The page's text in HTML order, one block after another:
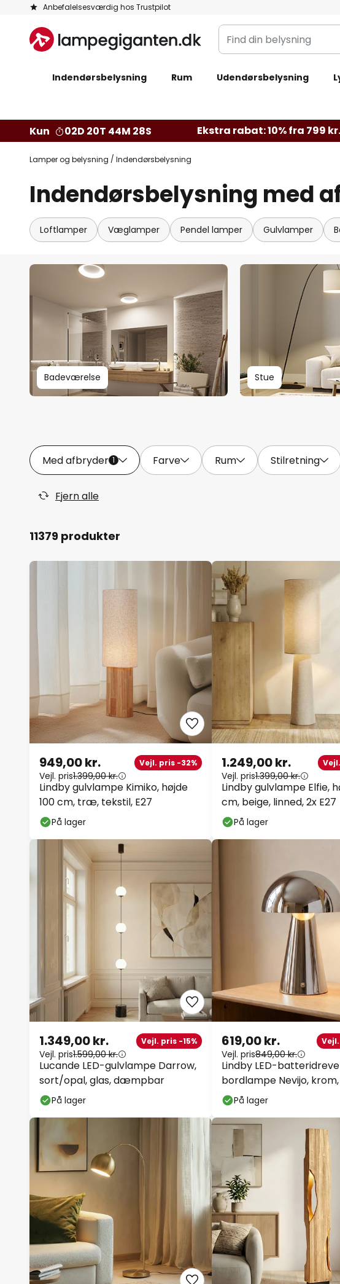
Anbefalelsesværdig hos Trustpilot
Skip
Content
Find
din
Indendørsbelysning Rum Udendørsbelysning
Kun 02D 20T 44M 26S Ekstra rabat: 10% fra 799 kr.
Lamper og belysning Indendørsbelysning
Indendørsbelysning med
Loftlamper Væglamper Pendel lamper Gulvlamper
Badeværelse Stue
Med afbryder 1 Farve Rum Stilretning
Fjern alle
11379 produkter
Lindby gulvlampe Kimiko, højde
100 cm, træ, tekstil, E27
949,00 kr. Vejl. pris -32%
Vejl. pris1.399,00 kr.
På lager
Lindby gulvlampe Elfie,
cm, beige, linned, 2x E27
1.249,00 kr.
Vejl. pris1.399,00 kr.
På lager
Lucande LED-gulvlampe Darrow,
sort/opal, glas, dæmpbar
1.349,00 kr. Vejl. pris -15%
Vejl. pris1.599,00 kr.
På lager
Lindby LED-
bordlampe Nevijo, krom,
USB, dæmper
619,00 kr.
Vejl. pris849,00 kr.
På lager